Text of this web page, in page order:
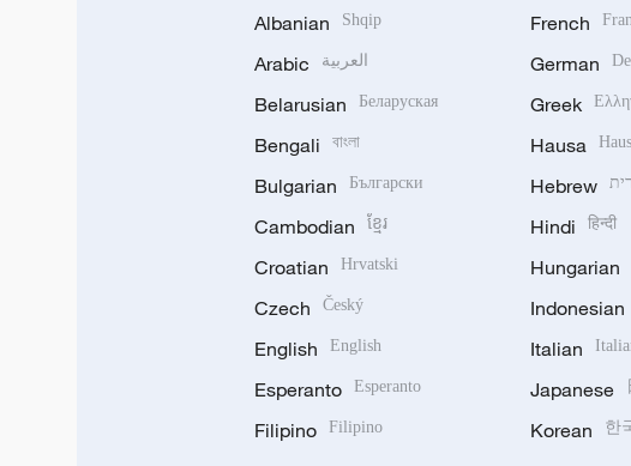
Albanian Shqip
Arabic العربية
Belarusian Беларуская
Bengali বাংলা
Bulgarian Български
Cambodian ខ្មែរ
Croatian Hrvatski
Czech Český
English English
Esperanto Esperanto
Filipino Filipino
French
German
Greek
Hausa
Hebrew
Hindi हिन्दी
Hungarian
Indonesian
Italian
Japanese
Korean 한